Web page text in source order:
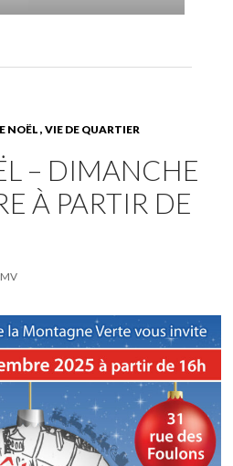
NOËL VIE DE QUARTIER
– DIMANCHE
À PARTIR DE